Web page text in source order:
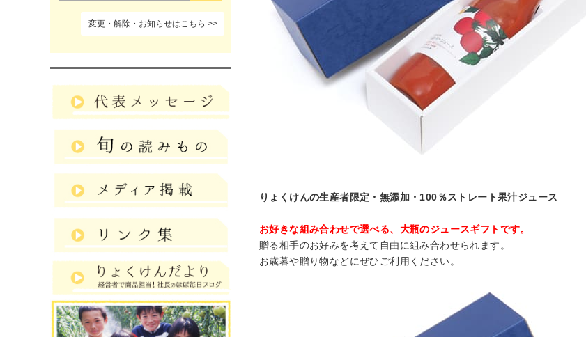
りょくけんの生産者限定・無添加・100％ストレート果汁ジュース
お好きな組み合わせで選べる、大瓶のジュースギフトです。
贈る相手のお好みを考えて自由に組み合わせられます。
お歳暮や贈り物などにぜひご利用ください。
変更・解除・お知らせはこちら